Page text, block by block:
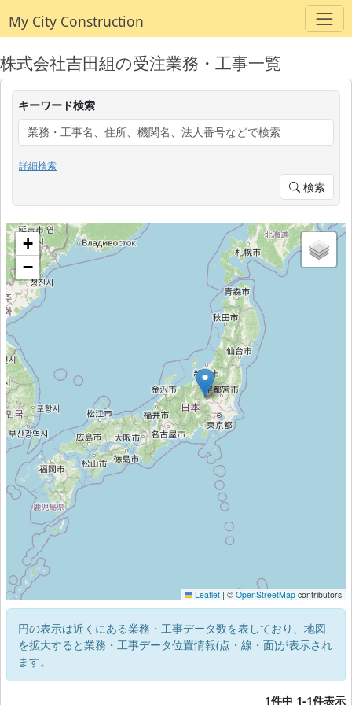
My City Construction
株式会社吉田組の受注業務・工事一覧
キーワード検索
詳細検索
検索
+
−
Leaflet | © OpenStreetMap contributors
円の表示は近くにある業務・工事データ数を表しており、地図
を拡大すると業務・工事データ位置情報(点・線・面)が表示され
ます。
1件中 1-1件表示